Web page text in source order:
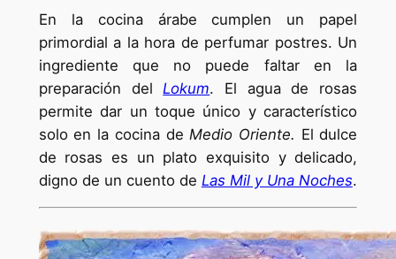
En la cocina árabe cumplen un papel
primordial a la hora de perfumar postres. Un
ingrediente que no puede faltar en la
preparación del Lokum. El agua de rosas
permite dar un toque único y característico
solo en la cocina de Medio Oriente. El dulce
de rosas es un plato exquisito y delicado,
digno de un cuento de Las Mil y Una Noches.